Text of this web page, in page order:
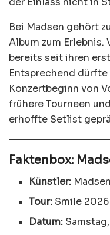
Bei Madsen gehört
Album zum Erlebnis.
bereits seit ihren
Entsprechend
Konzertbeginn von
frühere Tourneen
erhoffte Setlist
Faktenbox:
Künstler: Madsen
Tour: Smile 2026
Datum: